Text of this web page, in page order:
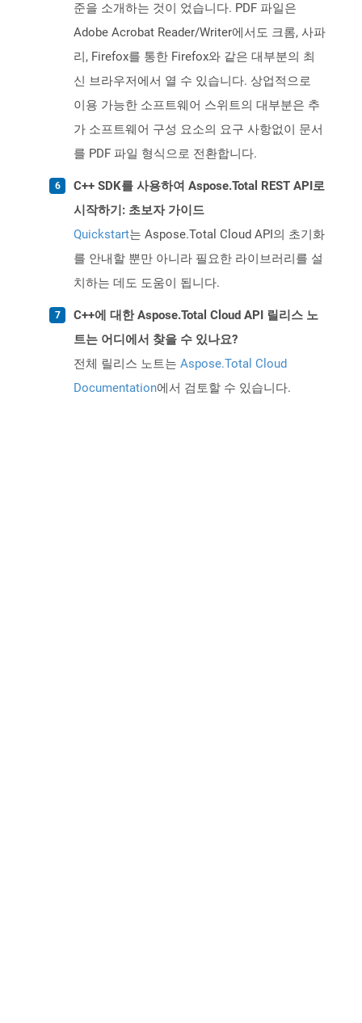
준을 소개하는 것이 었습니다. PDF 파일은
Adobe Acrobat Reader/Writer에서도 크롬, 사파
리, Firefox를 통한 Firefox와 같은 대부분의 최
신 브라우저에서 열 수 있습니다. 상업적으로
이용 가능한 소프트웨어 스위트의 대부분은 추
가 소프트웨어 구성 요소의 요구 사항없이 문서
를 PDF 파일 형식으로 전환합니다.
C++ SDK를 사용하여 Aspose.Total REST API로
시작하기: 초보자 가이드
Quickstart는 Aspose.Total Cloud API의 초기화
를 안내할 뿐만 아니라 필요한 라이브러리를 설
치하는 데도 도움이 됩니다.
C++에 대한 Aspose.Total Cloud API 릴리스 노
트는 어디에서 찾을 수 있나요?
전체 릴리스 노트는 Aspose.Total Cloud
Documentation에서 검토할 수 있습니다.